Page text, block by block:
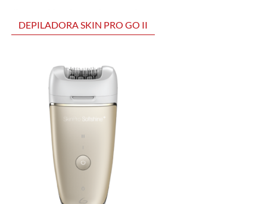
DEPILADORA SKIN PRO GO II